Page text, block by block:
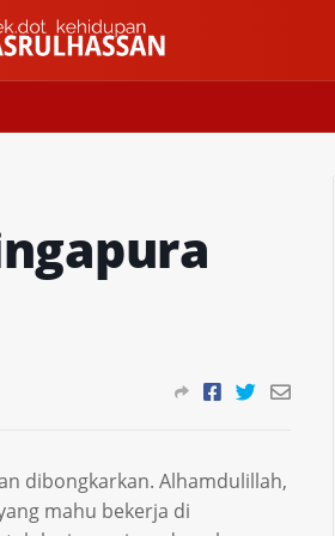
dibongkarkan. Alhamdulillah,
mahu bekerja di